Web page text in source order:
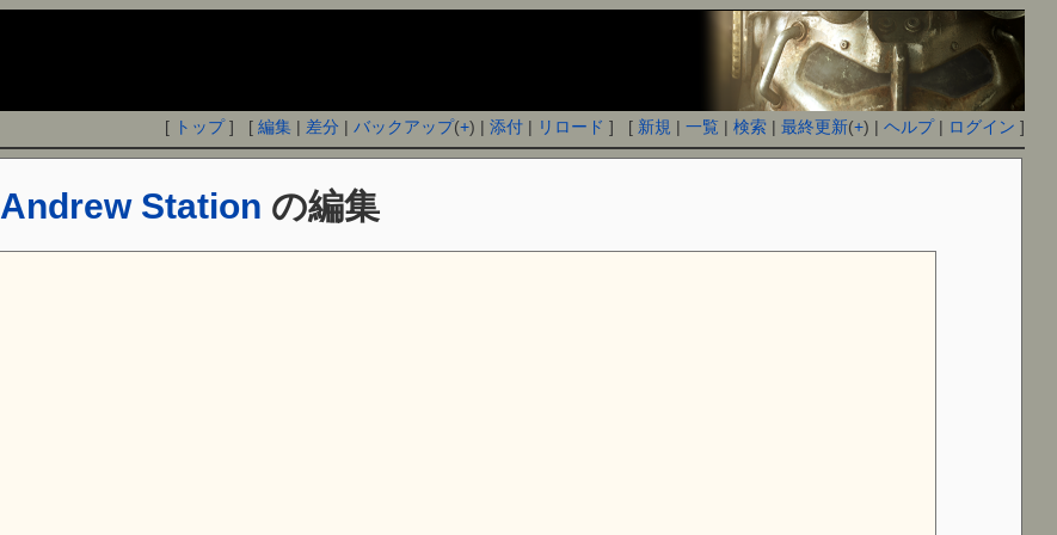
[ トップ] [編集 | 差分 |バックアップ(+) |添付 | リロード ] [ 新規 |一覧 |検索 |最終更新(+) |ヘルプ| ログイン ]
Andrew Station の編集